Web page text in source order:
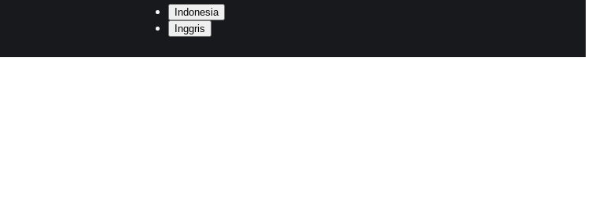
Indonesia
Inggris